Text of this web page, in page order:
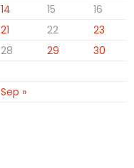
14 15
16
21 22
23
28 29
30
Sep »